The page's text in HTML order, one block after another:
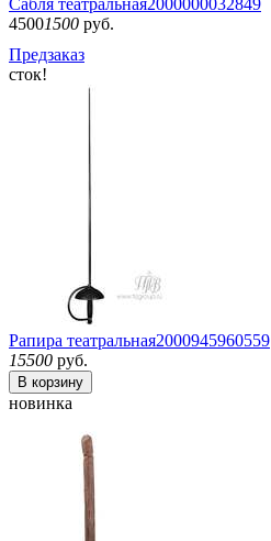
45001500 руб.
Предзаказ
сток!
Рапира театральная2000945960559
15500 руб.
В корзину
новинка